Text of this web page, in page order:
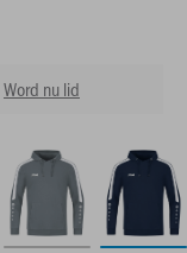
Word nu lid